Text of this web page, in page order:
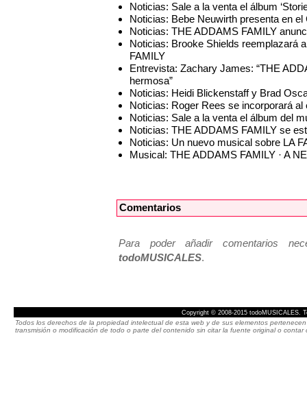
Noticias: Sale a la venta el álbum
Noticias: Bebe Neuwirth presenta en el
Noticias: THE ADDAMS FAMILY
Noticias: Brooke Shields reemplazará
FAMILY
Entrevista: Zachary James: “THE
hermosa”
Noticias: Heidi Blickenstaff y Brad
Noticias: Roger Rees se incorporará
Noticias: Sale a la venta el álbum del
Noticias: THE ADDAMS FAMILY se
Noticias: Un nuevo musical sobre LA
Musical: THE ADDAMS FAMILY · A
Comentarios
Para poder añadir comentarios
todoMUSICALES.
Copyright © 2008-2015 todoMUSICALES.
Todos los derechos de la propiedad intelectual de esta web y de sus elementos
transmisión o modificación de todo o parte del contenido sin citar la fuente original o